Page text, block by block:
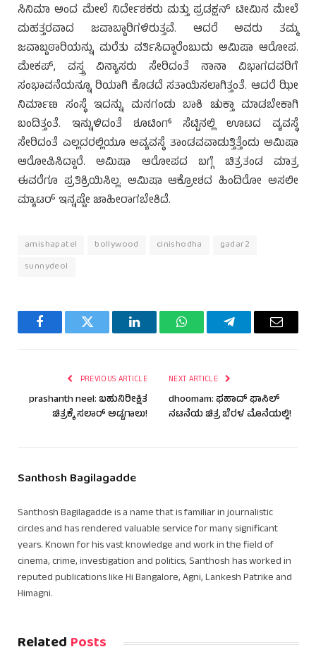
ಸಿನಿಮಾ ಅಂದ ಮೇಲೆ ನಿರ್ದೇಶಕರು ಮತ್ತು ಪ್ರಡಕ್ಷನ್ ಟೀಮಿನ ಮೇಲೆ
ಮಹತ್ತರವಾದ ಜವಾಬ್ದಾರಿಗಳಿರುತ್ತವೆ. ಆದರೆ ಅವರು ತಮ್ಮ
ಜವಾಬ್ದಠಾರಿಯನ್ನು ಮರೆತು ವರ್ತಿಸಿದ್ದಾರೆಂಬುದು ಅಮಿಷಾ ಆರೋಪ.
ಮೇಕಪ್, ವಸ್ತ್ರ ವಿನ್ಯಾಸರು ಸೇರಿದಂತೆ ನಾನಾ ವಿಭಾಗದವರಿಗೆ
ಸಂಭಾವನೆಯನ್ನೂ ರಿಯಾಗಿ ಕೊಡದೆ ಸತಾಯಿಸಲಾಗಿತ್ತಂತೆ. ಆದರೆ ಝೀ
ನಿರ್ಮಾಣ ಸಂಸ್ಥೆ ಇದನ್ನು ಮನಗಂಡು ಬಾಕಿ ಚುಕ್ತಾ ಮಾಡಬೇಕಾಗಿ
ಬಂದಿತ್ತಂತೆ. ಇನ್ನುಳಿದಂತೆ ಶೂಟಿಂಗ್ ಸೆಟ್ಟಿನಲ್ಲಿ ಊಟದ ವ್ಯವಸ್ಥೆ
ಸೇರಿದಂತೆ ಎಲ್ಲದರಲ್ಲಿಯೂ ಅವ್ಯವಸ್ಥೆ ತಾಂಡವವಾಡುತ್ತಿತ್ತೆಂದು ಅಮಿಷಾ
ಆರೋಪಿಸಿದ್ದಾರೆ. ಅಮಿಷಾ ಆರೋಪದ ಬಗ್ಗೆ ಚಿತ್ರತಂಡ ಮಾತ್ರ
ಈವರೆಗೂ ಪ್ರತಿಕ್ರಿಯಿಸಿಲ್ಲ. ಅಮಿಷಾ ಆಕ್ರೋಶದ ಹಿಂದಿರೋ ಅಸಲೀ
ಮ್ಯಾಟರ್ ಇನ್ನಷ್ಟೇ ಜಾಹೀರಾಗಬೇಕಿದೆ.
amishapatel bollywood cinishodha
gadar2
sunnydeol
FacebookTwitter LinkedInWhatsAppTelegramEmail
PREVIOUS ARTICLE
prashanth neel: ಬಹುನಿರೀಕ್ಷಿತ
ಚಿತ್ರಕ್ಕೆ ಸಲಾರ್ ಅಡ್ಡಗಾಲು!
NEXT ARTICLE
dhoomam: ಫಹಾದ್ ಫಾಸಿಲ್
ನಟನೆಯ ಚಿತ್ರ ಬೆರಳ ಮೊನೆಯಲ್ಲಿ!
Santhosh Bagilagadde
Santhosh Bagilagadde is a name that is familiar in journalistic
circles and has rendered valuable service for many significant
years. Known for his vast knowledge and work in the field of
cinema, crime, investigation and politics, Santhosh has worked in
reputed publications like Hi Bangalore, Agni, Lankesh Patrike and
Himagni.
Related Posts